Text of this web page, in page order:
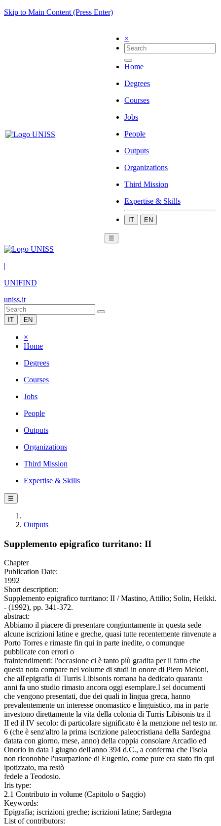
Skip to Main Content (Press Enter)
×
Home
Degrees
Courses
Jobs
People
Outputs
Organizations
Third Mission
Expertise & Skills
IT EN
☰
|
UNIFIND
uniss.it
IT EN
×
Home
Degrees
Courses
Jobs
People
Outputs
Organizations
Third Mission
Expertise & Skills
☰
Outputs
Supplemento epigrafico turritano: II
Chapter
Publication Date:
1992
Short description:
Supplemento epigrafico turritano: II / Mastino, Attilio; Solin, Heikki.
- (1992), pp. 341-372.
abstract:
Abbiamo il piacere di presentare congiuntamente in questa sede
alcune iscrizioni latine e greche, quasi tutte recentemente rinvenute a
Porto Torres e rimaste fin qui in parte inedite, o comunque
pubblicate con errori o
fraintendimenti: l'occasione ci è tanto più gradita per il fatto che
questa nota compare nel volume di studi in onore di Piero Meloni,
che all'epigrafia di Turris Libisonis romana ha dedicato quaranta
anni fa uno studio rimasto ancora oggi esemplare.I sei documenti
che vengono presentati, due dei quali in lingua greca, hanno
prevalentemente un interesse onomastico e linguistico, ma in parte
investono direttamente la vita della colonia di Turris Libisonis tra il
II ed il IV secolo: di particolare significato è la menzione nel testo nr.
6 (che è senz'altro la prima iscrizione paleocristiana della Sardegna
datata con giorno, mese, anno) della coppia consolare Arcadio ed
Onorio in data I giugno dell'anno 394 d.C., a conferma che l'isola
non riconobbe l'usurpazione di Eugenio, come pure era stato fin qui
ipotizzato, ma restò
fedele a Teodosio.
Iris type:
2.1 Contributo in volume (Capitolo o Saggio)
Keywords:
Epigrafia; iscrizioni greche; iscrizioni latine; Sardegna
List of contributors: